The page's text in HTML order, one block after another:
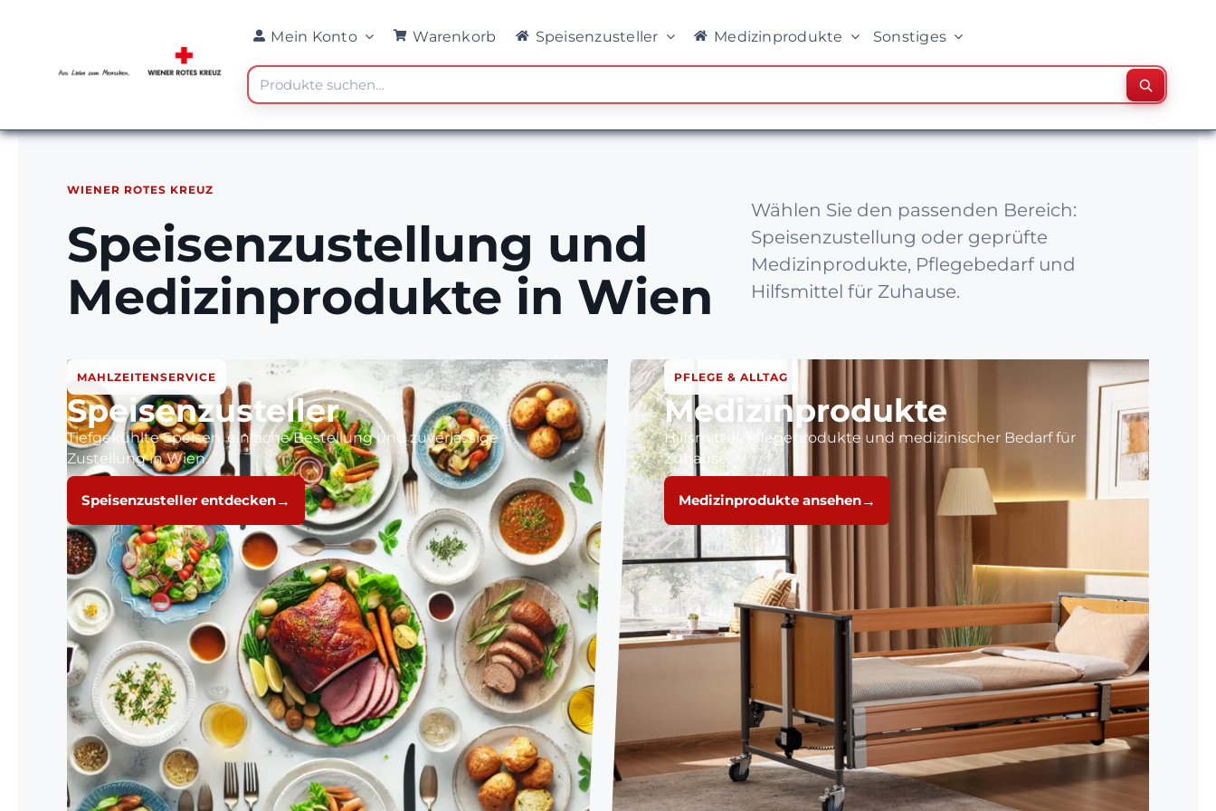
Mein Konto Warenkorb Speisenzusteller Medizinprodukte Sonstiges
Suche
Suchen
WIENER ROTES KREUZ
Speisenzustellung und
Medizinprodukte in Wien
Wählen Sie den passenden Bereich:
Speisenzustellung oder geprüfte
Medizinprodukte, Pflegebedarf und
Hilfsmittel für Zuhause.
MAHLZEITENSERVICE
Speisenzusteller
Tiefgekühlte Speisen, einfache Bestellung und zuverlässige
Zustellung in Wien.
Speisenzusteller entdecken
PFLEGE & ALLTAG
Medizinprodukte
Hilfsmittel, Pflegeprodukte und medizinischer Bedarf für
Zuhause.
Medizinprodukte ansehen